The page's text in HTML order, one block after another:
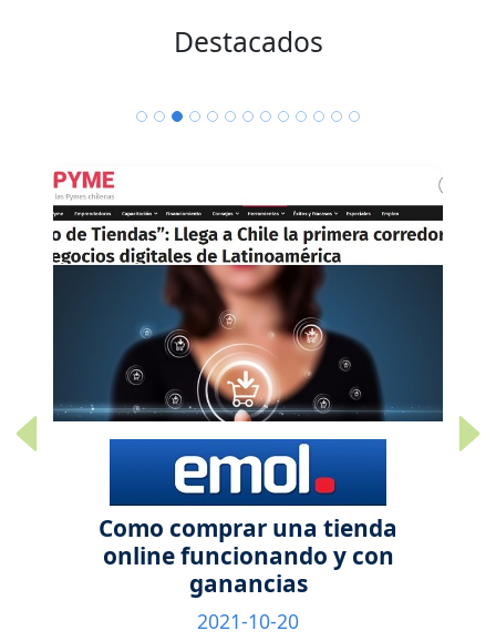
Destacados
Como comprar una tienda
online funcionando y con
ganancias
2021-10-20
Previous